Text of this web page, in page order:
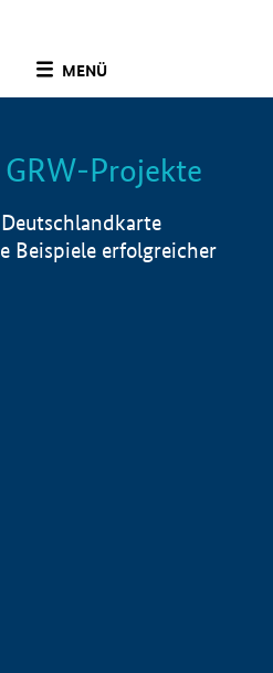
MENÜ
Info
Projekte
Beispiele erfolgreicher